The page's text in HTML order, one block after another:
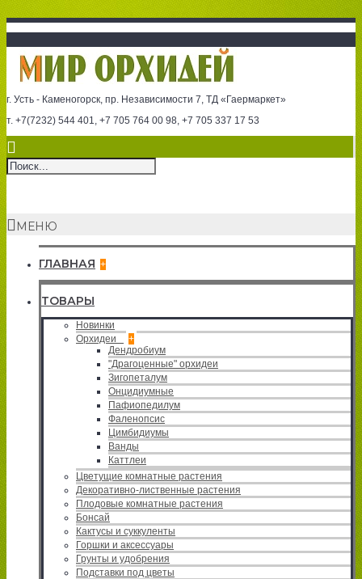
г. Усть - Каменогорск, пр. Независимости 7, ТД «Гаермаркет»
т. +7(7232) 544 401, +7 705 764 00 98, +7 705 337 17 53
МЕНЮ
ГЛАВНАЯ +
ТОВАРЫ
Новинки
Орхидеи
+
Дендробиум
"Драгоценные" орхидеи
Зигопеталум
Онцидиумные
Пафиопедилум
Фаленопсис
Цимбидиумы
Ванды
Каттлеи
Цветущие комнатные растения
Декоративно-лиственные растения
Плодовые комнатные растения
Бонсай
Кактусы и суккуленты
Горшки и аксессуары
Грунты и удобрения
Подставки под цветы